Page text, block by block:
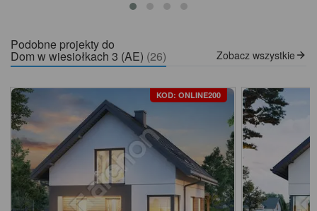
Podobne projekty do
Dom w wiesiołkach 3 (AE) (26) Zobacz wszystkie
KOD: ONLINE200